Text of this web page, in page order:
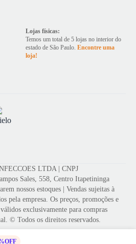
Lojas físicas:
Temos um total de 5 lojas no interior do
estado de São Paulo. Encontre uma
loja!
LTDA | CNPJ
Sales, 558, Centro Itapetininga
nossos estoques | Vendas sujeitas à
pela empresa. Os preços, promoções e
exclusivamente para compras
© Todos os direitos reservados.